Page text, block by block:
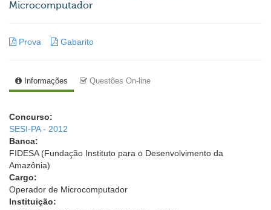
Microcomputador
Prova Gabarito
Informações Questões On-line
Concurso:
SESI-PA - 2012
Banca:
FIDESA (Fundação Instituto para o Desenvolvimento da
Amazônia)
Cargo:
Operador de Microcomputador
Instituição: